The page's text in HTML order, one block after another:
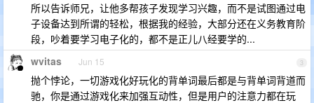
所以告诉师兄，让他多帮孩子发现学习兴趣，而不是试图通过电
子设备达到所谓的轻松，根据我的经验，大部分还在义务教育阶
段，吵着要学习电子化的，都不是正儿八经要学的...
3
wvitas Jun 15
抛个悖论，一切游戏化好玩化的背单词最后都是与背单词背道而
驰，你是通过游戏化来加强互动性，但是用户的注意力都在玩